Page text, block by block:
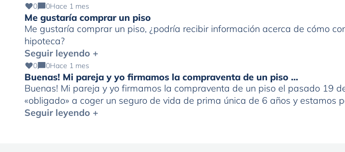
0 0Hace 1 mes
Me gustaría comprar un piso
Me gustaría comprar un piso, ¿podría recibir información acerca de cómo
hipoteca?
Seguir leyendo +
0 0Hace 1 mes
Buenas! Mi pareja y yo firmamos la compraventa de un piso …
Buenas! Mi pareja y yo firmamos la compraventa de un piso el pasado 19
«obligado» a coger un seguro de vida de prima única de 6 años y estamos
al derecho de desistimiento antes de los 30 días. Que represalias podríamos
Seguir leyendo +